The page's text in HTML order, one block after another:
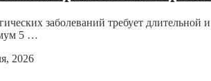
заболеваний требует
5 …
2026